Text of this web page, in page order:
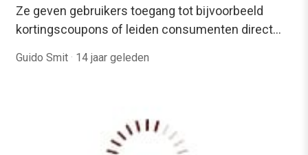
Ze geven gebruikers toegang tot bijvoorbeeld
kortingscoupons of leiden consumenten direct…
Guido Smit · 14 jaar geleden